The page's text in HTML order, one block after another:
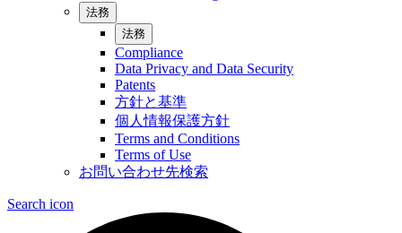
法務
法務
Compliance
Data Privacy and Data Security
Patents
方針と基準
個人情報保護方針
Terms and Conditions
Terms of Use
お問い合わせ先検索
Search icon